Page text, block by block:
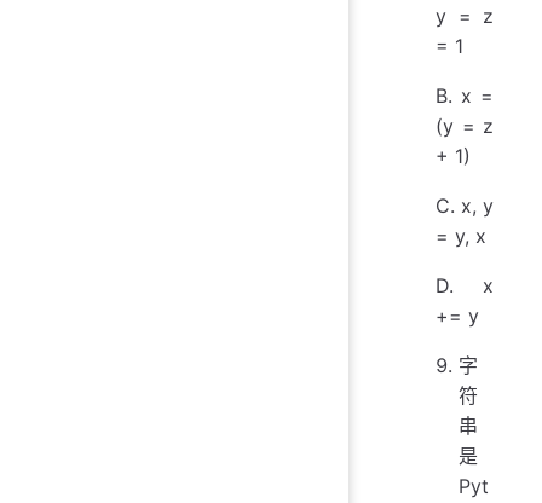
y = z
= 1
B. x =
(y = z
+ 1)
C. x, y
= y, x
D. x
+= y
字
符
串
是
Pyt